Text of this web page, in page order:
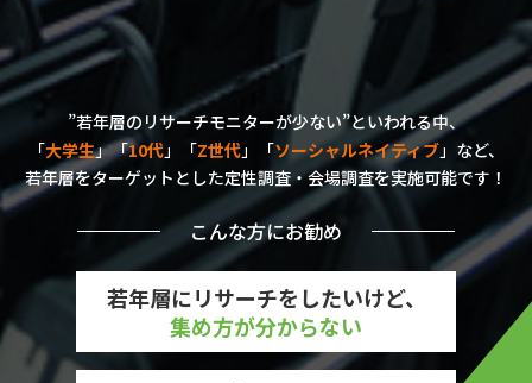
”若年層のリサーチモニターが少ない”といわれる中、
「大学生」「10代」「Z世代」「ソーシャルネイティブ」など、
若年層をターゲットとした定性調査・会場調査を実施可能です！
こんな方にお勧め
若年層にリサーチをしたいけど、
集め方が分からない